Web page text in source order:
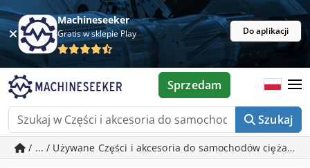
Machineseeker
Gratis w sklepie Play Do aplikacji
Szukaj
Sprzedam
/ ... / Używane Części i akcesoria do samochodów